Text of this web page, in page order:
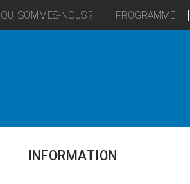
QUI SOMMES-NOUS ? PROGRAMME
INFORMATION